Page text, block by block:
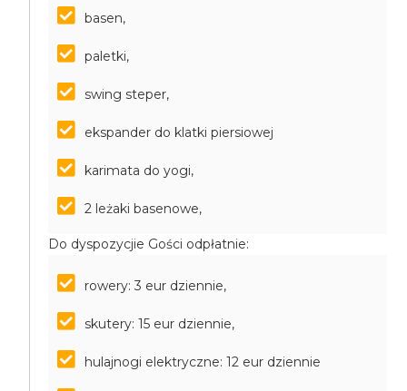
basen,
paletki,
swing steper,
ekspander do klatki piersiowej
karimata do yogi,
2 leżaki basenowe,
Do dyspozycjie Gości odpłatnie:
rowery: 3 eur dziennie,
skutery: 15 eur dziennie,
hulajnogi elektryczne: 12 eur dziennie